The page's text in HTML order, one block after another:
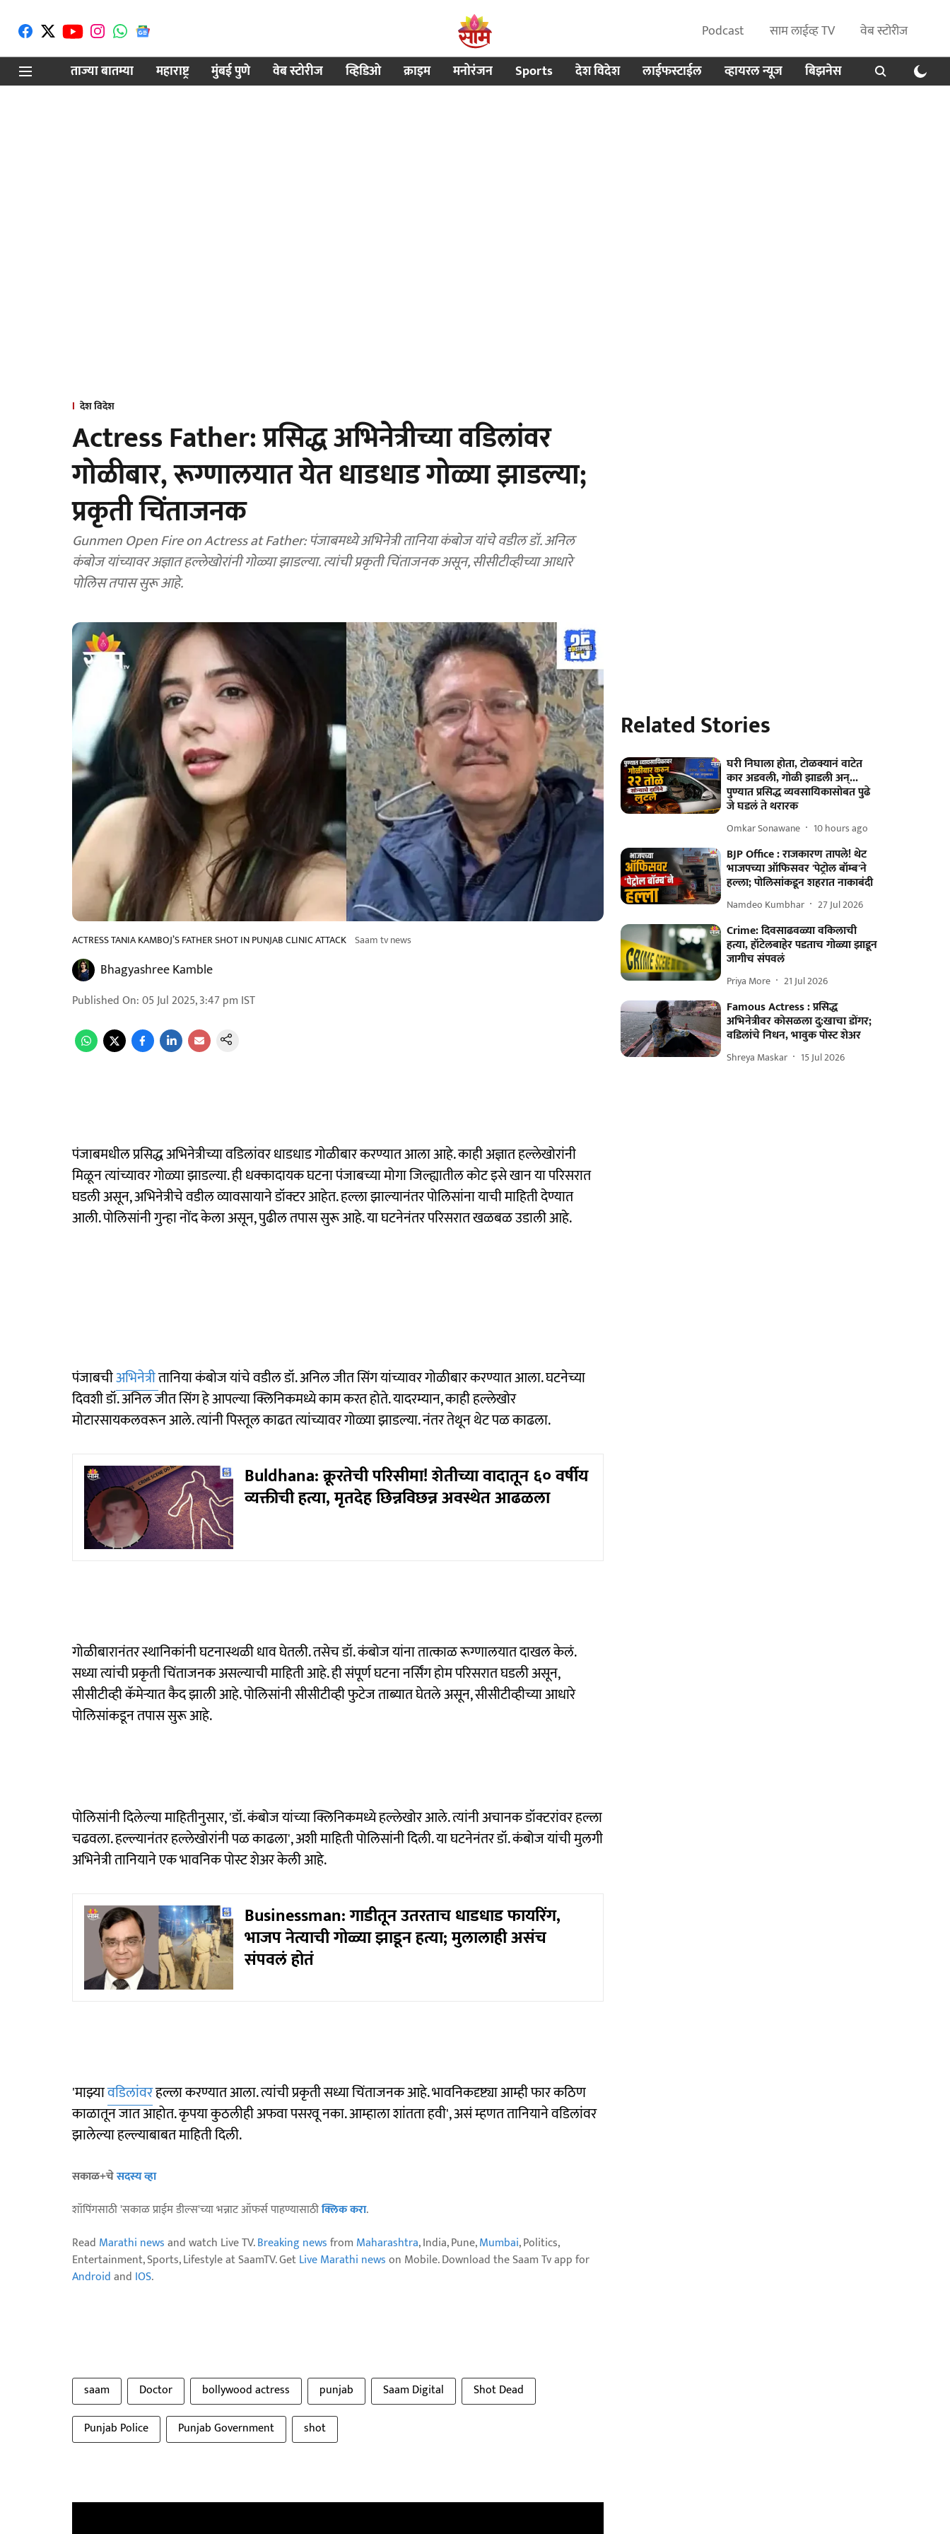
Podcast साम लाईव्ह TV
वेब स्टोरीज
ताज्या बातम्या
महाराष्ट्र मुंबई पुणे वेब स्टोरीज व्हिडिओ क्राइम मनोरंजन Sports देश विदेश लाईफस्टाईल व्हायरल न्यूज बिझनेस
देश विदेश
Actress Father: प्रसिद्ध अभिनेत्रीच्या वडिलांवर
गोळीबार, रूग्णालयात येत धाडधाड गोळ्या झाडल्या;
प्रकृती चिंताजनक
Gunmen Open Fire on Actress at Father: पंजाबमध्ये अभिनेत्री तानिया कंबोज यांचे वडील डॉ. अनिल
कंबोज यांच्यावर अज्ञात हल्लेखोरांनी गोळ्या झाडल्या. त्यांची प्रकृती चिंताजनक असून, सीसीटीव्हीच्या आधारे
पोलिस तपास सुरू आहे.
ACTRESS TANIA KAMBOJ’S FATHER SHOT IN PUNJAB CLINIC ATTACK Saam tv news
Bhagyashree Kamble
Published On:05 Jul 2025, 3:47 pm IST
पंजाबमधील प्रसिद्ध अभिनेत्रीच्या वडिलांवर धाडधाड गोळीबार करण्यात आला आहे. काही अज्ञात हल्लेखोरांनी
मिळून त्यांच्यावर गोळ्या झाडल्या. ही धक्कादायक घटना पंजाबच्या मोगा जिल्ह्यातील कोट इसे खान या परिसरात
घडली असून, अभिनेत्रीचे वडील व्यावसायाने डॉक्टर आहेत. हल्ला झाल्यानंतर पोलिसांना याची माहिती देण्यात
आली. पोलिसांनी गुन्हा नोंद केला असून, पुढील तपास सुरू आहे. या घटनेनंतर परिसरात खळबळ उडाली आहे.
पंजाबचीअभिनेत्रीतानिया कंबोज यांचे वडील डॉ. अनिल जीत सिंग यांच्यावर गोळीबार करण्यात आला. घटनेच्या
दिवशी डॉ. अनिल जीत सिंग हे आपल्या क्लिनिकमध्ये काम करत होते. यादरम्यान, काही हल्लेखोर
मोटारसायकलवरून आले. त्यांनी पिस्तूल काढत त्यांच्यावर गोळ्या झाडल्या. नंतर तेथून थेट पळ काढला.
Buldhana: क्रूरतेची परिसीमा! शेतीच्या वादातून ६० वर्षीय
व्यक्तीची हत्या, मृतदेह छिन्नविछन्न अवस्थेत आढळला
गोळीबारानंतर स्थानिकांनी घटनास्थळी धाव घेतली. तसेच डॉ. कंबोज यांना तात्काळ रूग्णालयात दाखल केलं.
सध्या त्यांची प्रकृती चिंताजनक असल्याची माहिती आहे. ही संपूर्ण घटना नर्सिंग होम परिसरात घडली असून,
सीसीटीव्ही कॅमेऱ्यात कैद झाली आहे. पोलिसांनी सीसीटीव्ही फुटेज ताब्यात घेतले असून, सीसीटीव्हीच्या आधारे
पोलिसांकडून तपास सुरू आहे.
पोलिसांनी दिलेल्या माहितीनुसार, 'डॉ. कंबोज यांच्या क्लिनिकमध्ये हल्लेखोर आले. त्यांनी अचानक डॉक्टरांवर हल्ला
चढवला. हल्ल्यानंतर हल्लेखोरांनी पळ काढला', अशी माहिती पोलिसांनी दिली. या घटनेनंतर डॉ. कंबोज यांची मुलगी
अभिनेत्री तानियाने एक भावनिक पोस्ट शेअर केली आहे.
Businessman: गाडीतून उतरताच धाडधाड फायरिंग,
भाजप नेत्याची गोळ्या झाडून हत्या; मुलालाही असंच
संपवलं होतं
'माझ्यावडिलांवरहल्ला करण्यात आला. त्यांची प्रकृती सध्या चिंताजनक आहे. भावनिकदृष्ट्या आम्ही फार कठिण
काळातून जात आहोत. कृपया कुठलीही अफवा पसरवू नका. आम्हाला शांतता हवी', असं म्हणत तानियाने वडिलांवर
झालेल्या हल्ल्याबाबत माहिती दिली.
सकाळ+चेसदस्य व्हा
शॉपिंगसाठी 'सकाळ प्राईम डील्स'च्या भन्नाट ऑफर्स पाहण्यासाठीक्लिक करा.
Read Marathi newsand watch Live TV.Breaking newsfrom Maharashtra, India, Pune,Mumbai, Politics,
Entertainment, Sports, Lifestyle at SaamTV. GetLive Marathi newson Mobile. Download the Saam Tv app for
Androidand IOS.
saam Doctor bollywood actress punjab Saam Digital
Shot Dead
Punjab Police
Punjab Government shot
Related Stories
घरी निघाला होता, टोळक्यानं वाटेत
कार अडवली, गोळी झाडली अन्...
पुण्यात प्रसिद्ध व्यवसायिकासोबत पुढे
जे घडलं ते थरारक
Omkar Sonawane 10 hours ago
BJP Office : राजकारण तापले! थेट
भाजपच्या ऑफिसवर 'पेट्रोल बॉम्ब'ने
हल्ला; पोलिसांकडून शहरात नाकाबंदी
Namdeo Kumbhar 27 Jul 2026
Crime: दिवसाढवळ्या वकिलाची
हत्या, हॉटेलबाहेर पडताच गोळ्या झाडून
जागीच संपवलं
Priya More 21 Jul 2026
Famous Actress : प्रसिद्ध
अभिनेत्रीवर कोसळला दु:खाचा डोंगर;
वडिलांचे निधन, भावुक पोस्ट शेअर
Shreya Maskar 15 Jul 2026